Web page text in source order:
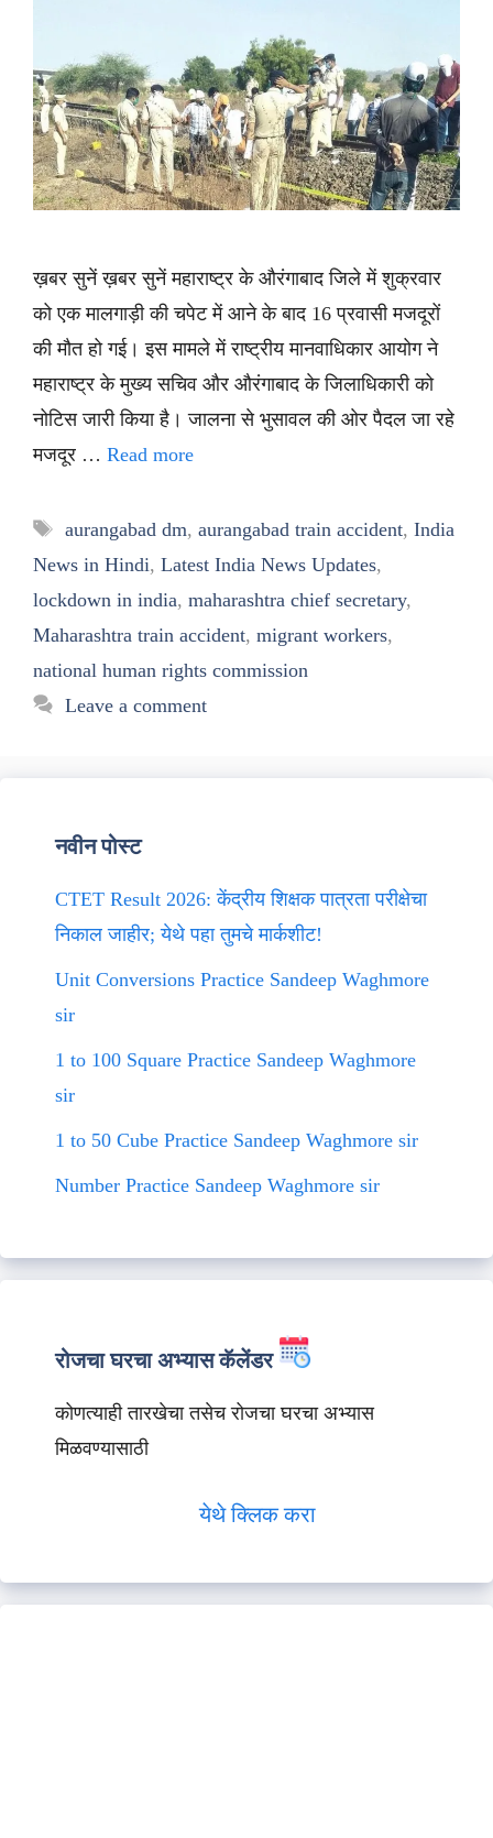
ख़बर सुनें ख़बर सुनें महाराष्ट्र के औरंगाबाद जिले में शुक्रवार
को एक मालगाड़ी की चपेट में आने के बाद 16 प्रवासी मजदूरों
की मौत हो गई। इस मामले में राष्ट्रीय मानवाधिकार आयोग ने
महाराष्ट्र के मुख्य सचिव और औरंगाबाद के जिलाधिकारी को
नोटिस जारी किया है। जालना से भुसावल की ओर पैदल जा रहे
मजदूर … Read more
Tags
aurangabad dm, aurangabad train accident, India
News in Hindi, Latest India News Updates,
lockdown in india, maharashtra chief secretary,
Maharashtra train accident, migrant workers,
national human rights commission
Leave a comment
नवीन पोस्ट
CTET Result 2026: केंद्रीय शिक्षक पात्रता परीक्षेचा
निकाल जाहीर; येथे पहा तुमचे मार्कशीट!
Unit Conversions Practice Sandeep Waghmore
sir
1 to 100 Square Practice Sandeep Waghmore
sir
1 to 50 Cube Practice Sandeep Waghmore sir
Number Practice Sandeep Waghmore sir
रोजचा घरचा अभ्यास कॅलेंडर
कोणत्याही तारखेचा तसेच रोजचा घरचा अभ्यास
मिळवण्यासाठी
येथे क्लिक करा